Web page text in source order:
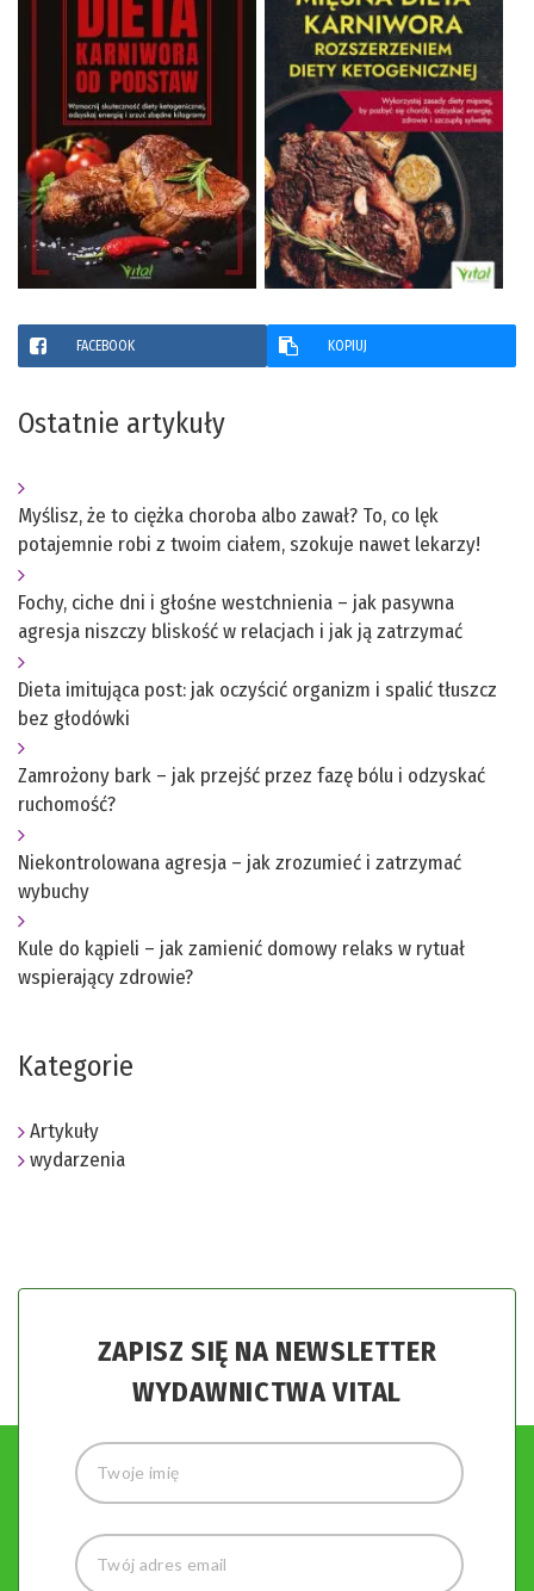
FACEBOOK KOPIUJ
Ostatnie artykuły
Myślisz, że to ciężka choroba albo zawał? To, co lęk
potajemnie robi z twoim ciałem, szokuje nawet lekarzy!
Fochy, ciche dni i głośne westchnienia – jak pasywna
agresja niszczy bliskość w relacjach i jak ją zatrzymać
Dieta imitująca post: jak oczyścić organizm i spalić tłuszcz
bez głodówki
Zamrożony bark – jak przejść przez fazę bólu i odzyskać
ruchomość?
Niekontrolowana agresja – jak zrozumieć i zatrzymać
wybuchy
Kule do kąpieli – jak zamienić domowy relaks w rytuał
wspierający zdrowie?
Kategorie
Artykuły
wydarzenia
ZAPISZ SIĘ NA NEWSLETTER
WYDAWNICTWA VITAL